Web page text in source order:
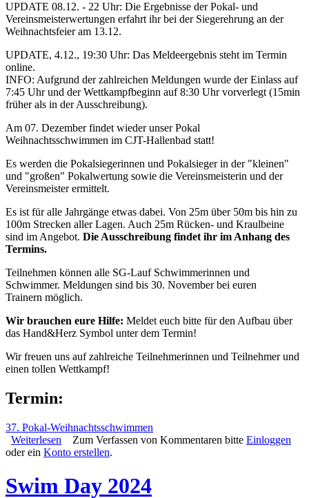
UPDATE 08.12. - 22 Uhr: Die Ergebnisse der Pokal- und
Vereinsmeisterwertungen erfahrt ihr bei der Siegerehrung an der
Weihnachtsfeier am 13.12.
UPDATE, 4.12., 19:30 Uhr: Das Meldeergebnis steht im Termin
online.
INFO: Aufgrund der zahlreichen Meldungen wurde der Einlass auf
7:45 Uhr und der Wettkampfbeginn auf 8:30 Uhr vorverlegt (15min
früher als in der Ausschreibung).
Am 07. Dezember findet wieder unser Pokal
Weihnachtsschwimmen im CJT-Hallenbad statt!
Es werden die Pokalsiegerinnen und Pokalsieger in der "kleinen"
und "großen" Pokalwertung sowie die Vereinsmeisterin und der
Vereinsmeister ermittelt.
Es ist für alle Jahrgänge etwas dabei. Von 25m über 50m bis hin zu
100m Strecken aller Lagen. Auch 25m Rücken- und Kraulbeine
sind im Angebot. Die Ausschreibung findet ihr im Anhang des
Termins.
Teilnehmen können alle SG-Lauf Schwimmerinnen und
Schwimmer. Meldungen sind bis 30. November bei euren
Trainern möglich.
Wir brauchen eure Hilfe: Meldet euch bitte für den Aufbau über
das Hand&Herz Symbol unter dem Termin!
Wir freuen uns auf zahlreiche Teilnehmerinnen und Teilnehmer und
einen tollen Wettkampf!
Termin:
37. Pokal-Weihnachtsschwimmen
Weiterlesen über 37. Pokal Weihnachtsschwimmen am 07.12
Zum Verfassen von Kommentaren bitte Einloggen
oder ein Konto erstellen.
Swim Day 2024